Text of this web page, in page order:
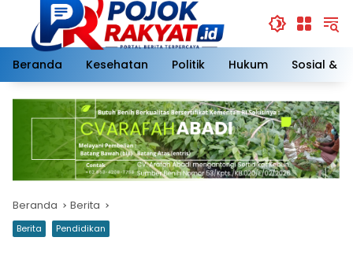
Langsung
konten
Beranda
Kesehatan Politik Hukum Sosial &
Beranda Berita
Berita Pendidikan